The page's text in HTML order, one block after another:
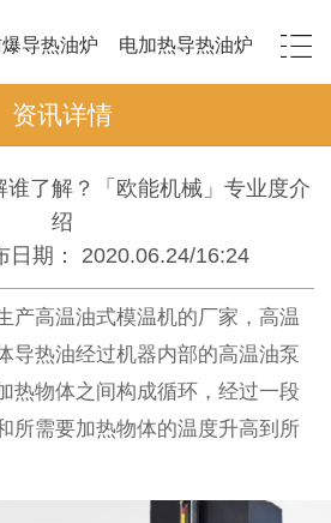
爆导热油炉 电加热导热油炉
资讯详情
谁了解？「欧能机械」专业度介
绍
日期： 2020.06.24/16:24
产高温油式模温机的厂家，高温
导热油经过机器内部的高温油泵
热物体之间构成循环，经过一段
所需要加热物体的温度升高到所